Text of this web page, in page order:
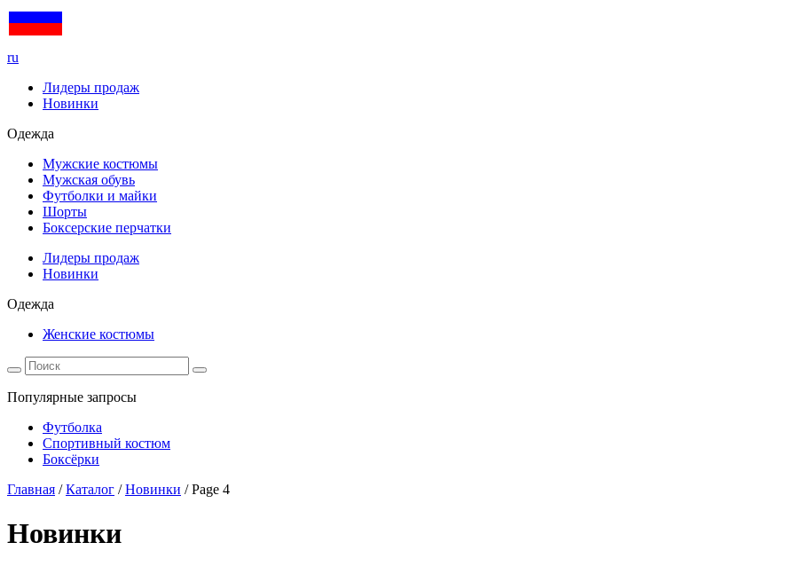
ru
Лидеры продаж
Новинки
Одежда
Мужские костюмы
Мужская обувь
Футболки и майки
Шорты
Боксерские перчатки
Лидеры продаж
Новинки
Одежда
Женские костюмы
Популярные запросы
Футболка
Спортивный костюм
Боксёрки
Главная / Каталог / Новинки /Page 4
Новинки